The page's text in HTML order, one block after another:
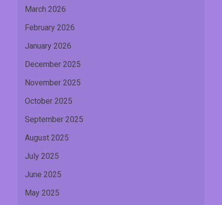
March 2026
February 2026
January 2026
December 2025
November 2025
October 2025
September 2025
August 2025
July 2025
June 2025
May 2025